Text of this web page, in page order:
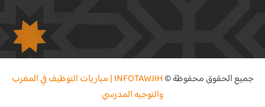
جميع الحقوق محفوظة ©
INFOTAWJIH | مباريات التوظيف في المغرب
والتوجيه المدرسي